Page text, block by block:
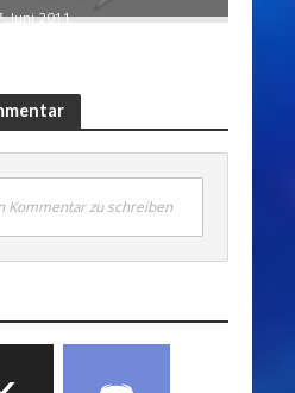
Juni 2011
Kommentar zu schreiben